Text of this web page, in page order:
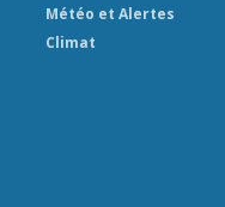
Météo et Alertes
Climat